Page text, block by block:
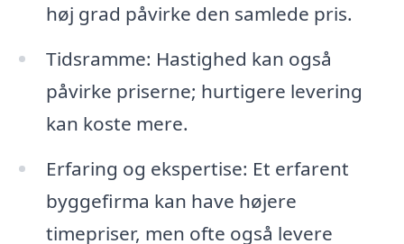
høj grad påvirke den samlede pris.
Tidsramme: Hastighed kan også
påvirke priserne; hurtigere levering
kan koste mere.
Erfaring og ekspertise: Et erfarent
byggefirma kan have højere
timepriser, men ofte også levere